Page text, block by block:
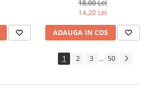
18,00 Lei
14,20 Lei
ADAUGA IN COS
1 2 3 ... 50